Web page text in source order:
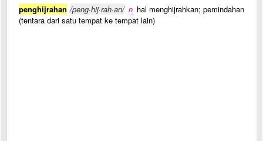
penghijrahan /peng·hij·rah·an/ n hal menghijrahkan; pemindahan
(tentara dari satu tempat ke tempat lain)